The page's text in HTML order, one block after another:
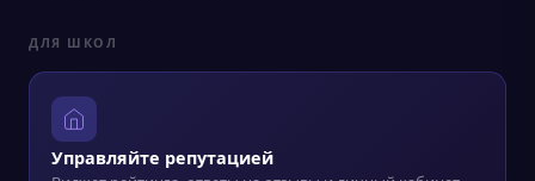
ДЛЯ ШКОЛ
Управляйте репутацией